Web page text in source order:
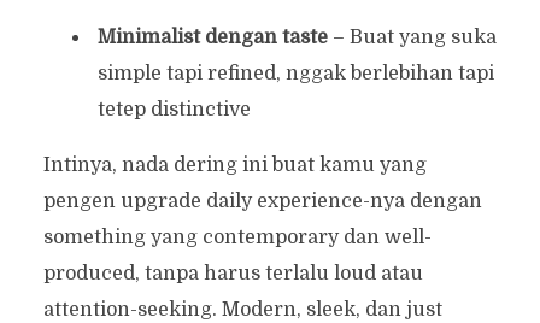
Minimalist dengan taste– Buat yang suka
simple tapi refined, nggak berlebihan tapi
tetep distinctive
Intinya, nada dering ini buat kamu yang
pengen upgrade daily experience-nya dengan
something yang contemporary dan well-
produced, tanpa harus terlalu loud atau
attention-seeking. Modern, sleek, dan just